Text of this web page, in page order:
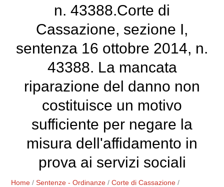
n. 43388.Corte di
Cassazione, sezione I,
sentenza 16 ottobre 2014, n.
43388. La mancata
riparazione del danno non
costituisce un motivo
sufficiente per negare la
misura dell'affidamento in
prova ai servizi sociali
Home /Sentenze - Ordinanze /Corte di Cassazione /